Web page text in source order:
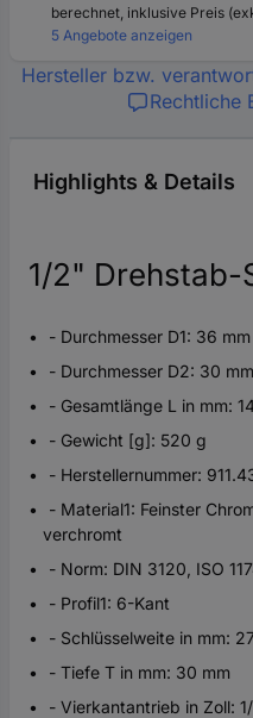
berechnet, inklusive Preis
5 Angebote anzeigen
Hersteller bzw.
Rechtliche
Highlights & Details
1/2" Drehstab-
- Durchmesser D1: 36 mm
- Durchmesser D2: 30 mm
- Gesamtlänge L in mm:
- Gewicht [g]: 520 g
- Herstellernummer:
- Material1: Feinster
verchromt
- Norm: DIN 3120, ISO
- Profil1: 6-Kant
- Schlüsselweite in mm:
- Tiefe T in mm: 30 mm
- Vierkantantrieb in Zoll: